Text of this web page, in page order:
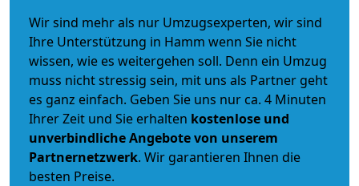
Wir sind mehr als nur Umzugsexperten, wir sind
Ihre Unterstützung in Hamm wenn Sie nicht
wissen, wie es weitergehen soll. Denn ein Umzug
muss nicht stressig sein, mit uns als Partner geht
es ganz einfach. Geben Sie uns nur ca. 4 Minuten
Ihrer Zeit und Sie erhalten kostenlose und
unverbindlicheAngebote von unserem
Partnernetzwerk. Wir garantieren Ihnen die
besten Preise.